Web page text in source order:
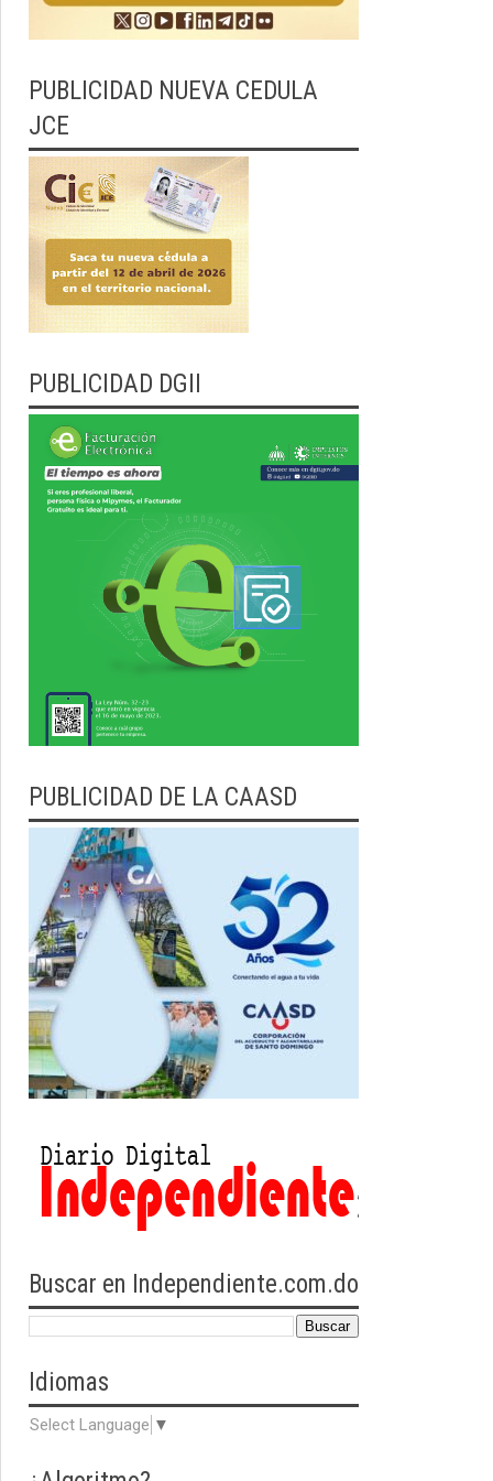
PUBLICIDAD NUEVA CEDULA
JCE
PUBLICIDAD DGII
PUBLICIDAD DE LA CAASD
Buscar en Independiente.com.do
Idiomas
Select Language ▼